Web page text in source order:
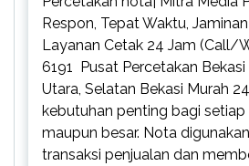
Respon, Tepat Waktu,
Layanan Cetak 24 Jam (Call/
6191 Pusat Percetakan Bekasi
Utara, Selatan Bekasi Murah
kebutuhan penting bagi setiap
maupun besar. Nota
transaksi penjualan dan